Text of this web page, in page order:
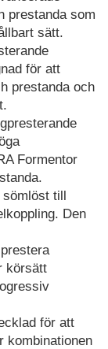
prestanda som
sätt.
för att
prestanda och
Formentor
sömlöst till
Den
körsätt
för att
kombinationen